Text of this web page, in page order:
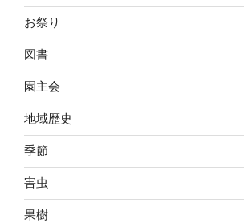
お祭り
図書
園主会
地域歴史
季節
害虫
果樹